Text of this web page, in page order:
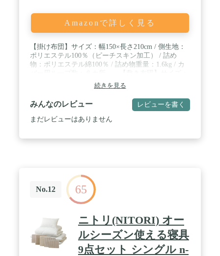
Amazonで詳しく見る
【掛け布団】サイズ：幅150×長さ210cm / 側生地：
ポリエステル100％（ピーチスキン加工） / 詰め
物：ポリエステル綿100％ / 詰め物重量：1.6kg / カ
幅100×長さ200cm / 側生地：ポリエステル100％（ピ
ーチスキン加工） / 巻き綿：ポリエステル100％ / 固
綿：ポリエステル100% / 詰め物重量：約3.0kg /
【枕】サイズ：幅63×奥行43cm / 側生地：ポリエス
テル100％（ピーチスキン加工） / 詰め物：ポリエ
国で製造) 【掛け布団・まくら・カバー洗濯OK】
※カバーはネット着用の上、洗濯機で洗えます。
※掛布団・まくらも洗濯機の容量によりますが、ネ
ット着用の上、手洗いモードでの洗濯が可能です。
容量が足りない場合には、浴槽でのもみ洗いも可能
です。 / ◆商品が届きましたら、一度天日干しをお
願い致します◆ こちらのお布団セットは、コンパク
トな梱包でお届け致します。使用前に一度風通しの
良いところで干して頂きますと、より早くふんわり
続きを見る
みんなのレビュー レビューを書く
まだレビューはありません
No.12 65
ニトリ(NITORI) オー
ルシーズン使える寝具
9点セット シングル n-